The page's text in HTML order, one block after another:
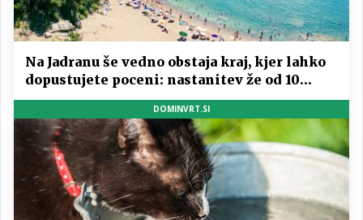
Na Jadranu še vedno obstaja kraj, kjer lahko
dopustujete poceni: nastanitev že od 10
evrov, kosilo za pet evrov
DOMINVRT.SI